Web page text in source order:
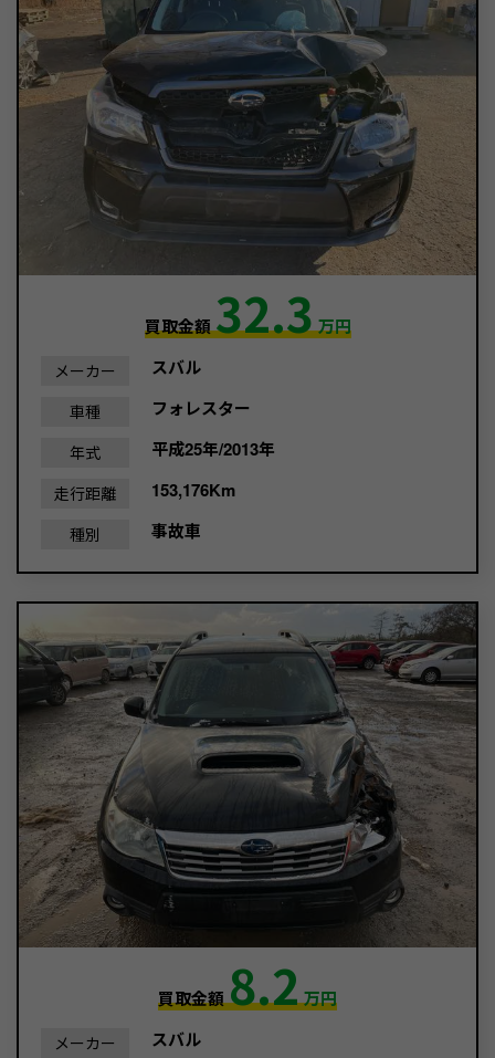
買取金額32.3万円
メーカー スバル
車種 フォレスター
年式 平成25年/2013年
走行距離 153,176Km
種別 事故車
買取金額8.2万円
メーカー スバル